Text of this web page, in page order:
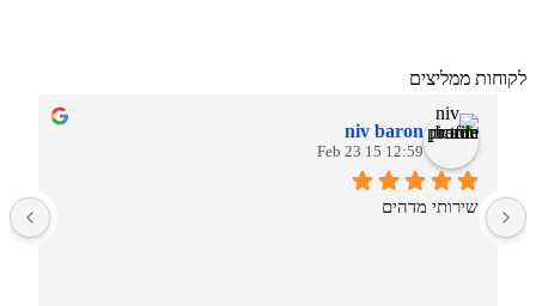
לקוחות ממליצים
niv baron
12:59 15 Feb 23
שירותי מדהים